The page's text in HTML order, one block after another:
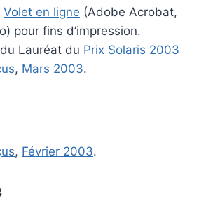
Volet en ligne (Adobe Acrobat,
pour fins d’impression.
Lauréat du Prix Solaris 2003
, Mars 2003.
, Février 2003.